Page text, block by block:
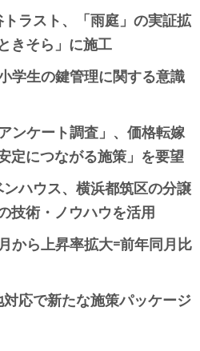
ラスト、「雨庭」の実証拡
きそら」に施工
学生の鍵管理に関する意識
ンケート調査」、価格転嫁
定につながる施策」を要望
ハウス、横浜都筑区の分譲
技術・ノウハウを活用
から上昇率拡大=前年同月比
応で新たな施策パッケージ